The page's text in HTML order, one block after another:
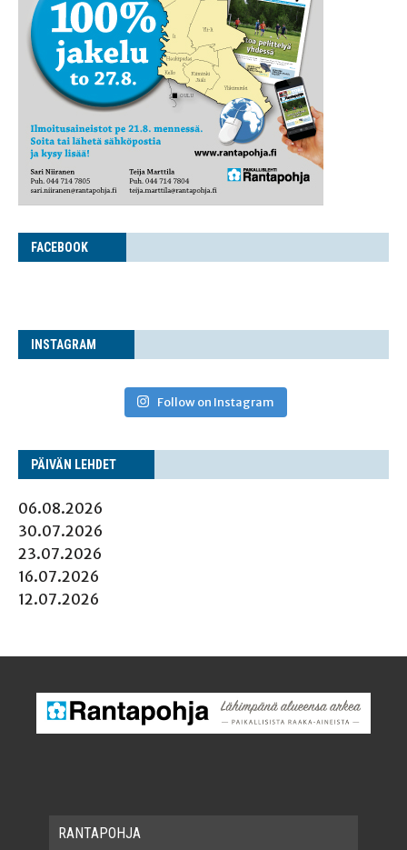
FACE­BOOK
INS­TA­GRAM
Follow on Instagram
PÄI­VÄN LEHDET
06.08.2026
30.07.2026
23.07.2026
16.07.2026
12.07.2026
RAN­TA­POH­JA